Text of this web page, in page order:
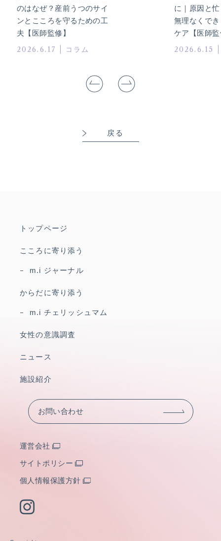
のはなぜ？産前うつのサイ
ンとこころを守るための工
夫【医師監修】
2026.6.17 コラム
に｜原因と
無理なくで
ケア【医師
2026.6.15
戻る
トップページ
こころに寄り添う
m.i ジャーナル
からだに寄り添う
m.i チェリッシュマム
女性の意識調査
ニュース
施設紹介
お問い合わせ
運営会社
サイトポリシー
個人情報保護方針